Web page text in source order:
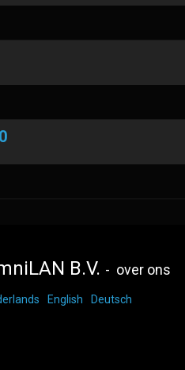
B.V. - over ons
English Deutsch